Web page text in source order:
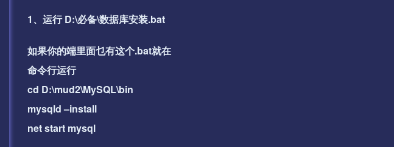
1、运行 D:\必备\数据库安装.bat
如果你的端里面乜有这个.bat就在
命令行运行
cd D:\mud2\MySQL\bin
mysqld –install
net start mysql